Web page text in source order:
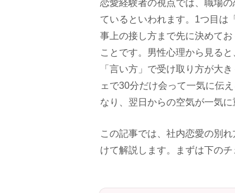
恋愛経験者の視点では、職場
ているといわれます。1つ目は
事上の接し方まで先に決めて
ことです。男性心理から見る
「言い方」で受け取り方が大
ェで30分だけ会って一気に伝
なり、翌日からの空気が一気に
この記事では、社内恋愛の別
けて解説します。まずは下の